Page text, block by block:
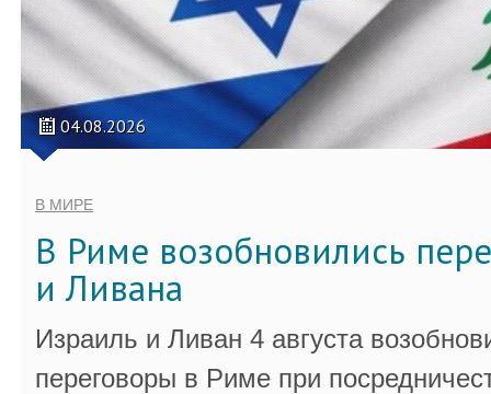
04.08.2026
В МИРЕ
В Риме возобновились
и Ливана
Израиль и Ливан 4 августа
переговоры в Риме при